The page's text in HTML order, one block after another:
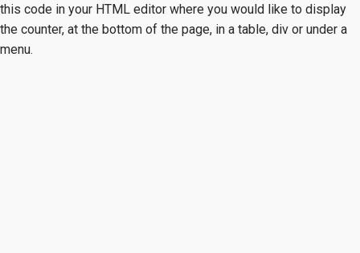
this code in your HTML editor where you would like to display
the counter, at the bottom of the page, in a table, div or under a
menu.